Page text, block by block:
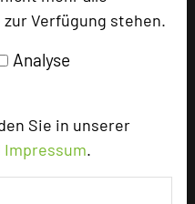
Verfügung stehen.
Analyse
Sie in unserer
Impressum.
Portal eingeräumt